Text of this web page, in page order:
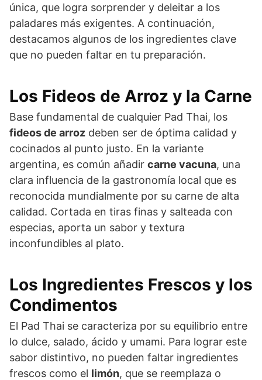
única, que logra sorprender y deleitar a los
paladares más exigentes. A continuación,
destacamos algunos de los ingredientes clave
que no pueden faltar en tu preparación.
Los Fideos de Arroz y la Carne
Base fundamental de cualquier Pad Thai, los
fideos de arroz deben ser de óptima calidad y
cocinados al punto justo. En la variante
argentina, es común añadir carne vacuna, una
clara influencia de la gastronomía local que es
reconocida mundialmente por su carne de alta
calidad. Cortada en tiras finas y salteada con
especias, aporta un sabor y textura
inconfundibles al plato.
Los Ingredientes Frescos y los
Condimentos
El Pad Thai se caracteriza por su equilibrio entre
lo dulce, salado, ácido y umami. Para lograr este
sabor distintivo, no pueden faltar ingredientes
frescos como el limón, que se reemplaza o